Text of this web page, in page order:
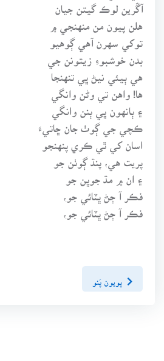
آڱرين لوڪ گيتن جيان
هلن پيون من منهنجي ۾
توکي سهرن آهي ڳوهيو
هي ٻيئي نيڻ ڀي تنهنجا
ها! واهن تي وڻن وانگي
۽ ٻانهون ڀي ٻنن وانگي
ڪچي جي ڳوٺ جان ڇاتيءَ
اسان کي ٿي ڪري پنهنجو
پريت هي، پنڌ ڳوٺن جو
۽ ان ۾ مڌ جوڀن جو
فڪر آ ڄڻ ڀٽائي جو،
فڪر آ ڄڻ ڀٽائي جو،